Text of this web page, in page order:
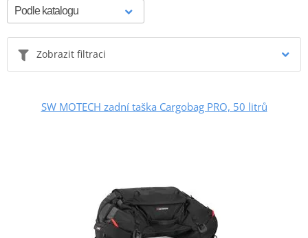
Zobrazit filtraci
SW MOTECH zadní taška Cargobag PRO, 50 litrů